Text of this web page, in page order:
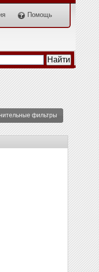
Помощь
фильтры